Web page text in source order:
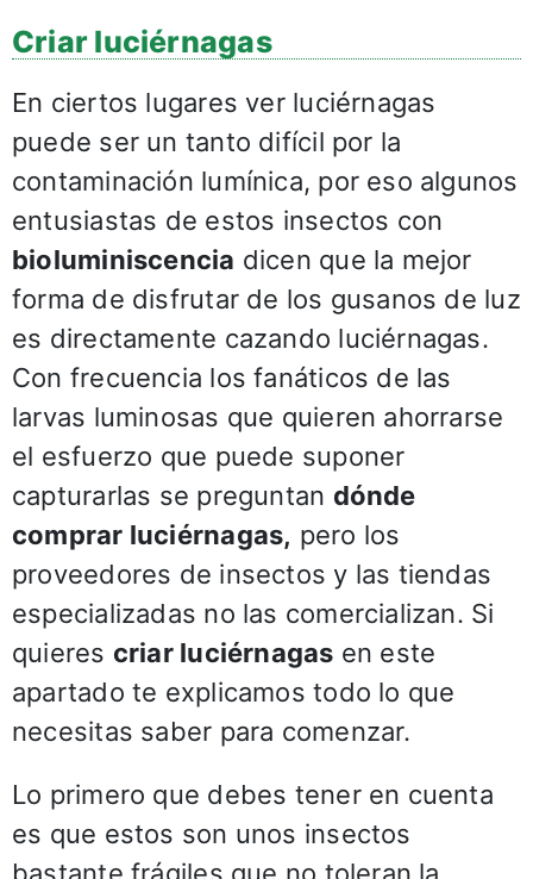
Criar luciérnagas
En ciertos lugares ver luciérnagas
puede ser un tanto difícil por la
contaminación lumínica, por eso algunos
entusiastas de estos insectos con
bioluminiscencia dicen que la mejor
forma de disfrutar de los gusanos de luz
es directamente cazando luciérnagas.
Con frecuencia los fanáticos de las
larvas luminosas que quieren ahorrarse
el esfuerzo que puede suponer
capturarlas se preguntan dónde
comprar luciérnagas, pero los
proveedores de insectos y las tiendas
especializadas no las comercializan. Si
quieres criar luciérnagas en este
apartado te explicamos todo lo que
necesitas saber para comenzar.
Lo primero que debes tener en cuenta
es que estos son unos insectos